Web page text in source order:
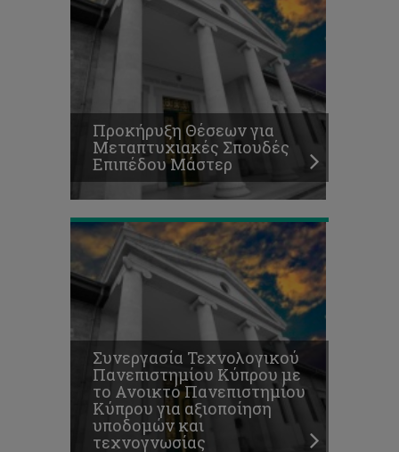
Προκήρυξη Θέσεων για
Μεταπτυχιακές Σπουδές
Επιπέδου Μάστερ
Κύπρου
με
Ανοικτό
Πανεπιστημίου
για
αξιοποίηση
υποδομών
και
τεχνογνωσίας
Συνεργασία Τεχνολογικού
Πανεπιστημίου Κύπρου με
το Ανοικτό Πανεπιστημίου
Κύπρου για αξιοποίηση
υποδομών και
τεχνογνωσίας